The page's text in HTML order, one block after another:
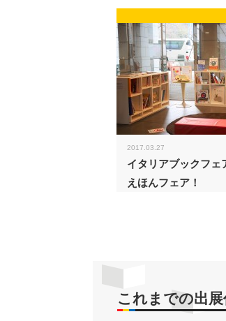
2017.03.27
イタリアブックフェ
えほんフェア！
これまでの出展